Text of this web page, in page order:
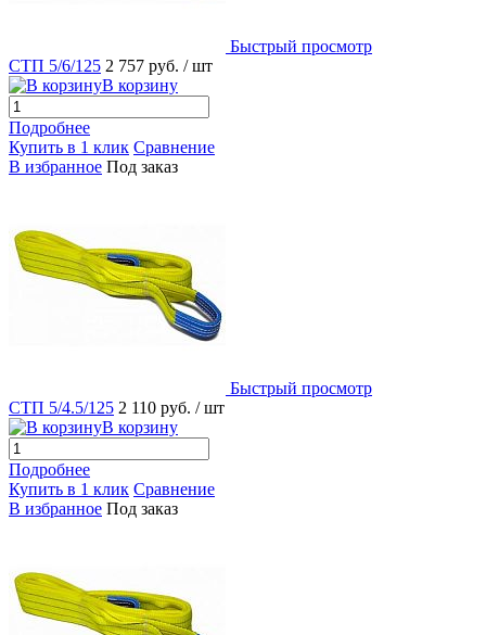
Быстрый просмотр
СТП 5/6/125 2 757 руб. / шт
В корзину
Подробнее
Купить в 1 клик Сравнение
В избранное Под заказ
Быстрый просмотр
СТП 5/4.5/125 2 110 руб. / шт
В корзину
Подробнее
Купить в 1 клик Сравнение
В избранное Под заказ